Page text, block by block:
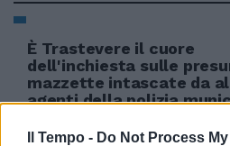
Il Tempo - Do Not Process
È Trastevere il cuore
dell'inchiesta sulle
mazzette intascate da
agenti della polizia